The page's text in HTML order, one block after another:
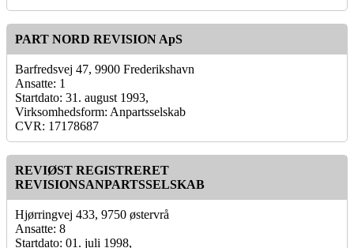
PART NORD REVISION ApS
Barfredsvej 47, 9900 Frederikshavn
Ansatte: 1
Startdato: 31. august 1993,
Virksomhedsform: Anpartsselskab
CVR: 17178687
REVIØST REGISTRERET
REVISIONSANPARTSSELSKAB
Hjørringvej 433, 9750 østervrå
Ansatte: 8
Startdato: 01. juli 1998,